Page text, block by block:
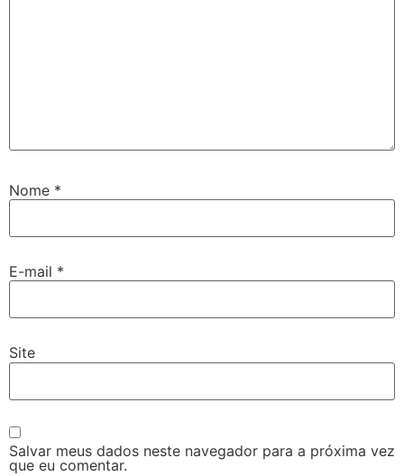
Nome *
E-mail *
Site
Salvar meus dados neste navegador para a próxima vez
que eu comentar.